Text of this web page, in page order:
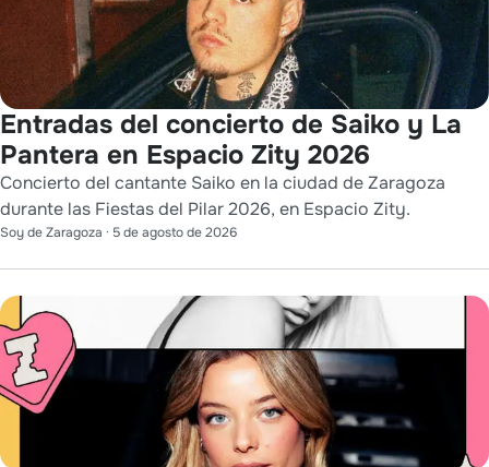
Entradas del concierto de Saiko y La
Pantera en Espacio Zity 2026
Concierto del cantante Saiko en la ciudad de Zaragoza
durante las Fiestas del Pilar 2026, en Espacio Zity.
Soy de Zaragoza · 5 de agosto de 2026